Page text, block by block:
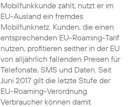
Mobilfunkkunde zahlt, nutzt er im
EU-Ausland ein fremdes
Mobilfunknetz. Kunden, die einen
entsprechenden EU-Roaming-Tarif
nutzen, profitieren seither in der EU
von alljährlich fallenden Preisen für
Telefonate, SMS und Daten. Seit
Juni 2017 gilt die letzte Stufe der
EU-Roaming-Verordnung.
Verbraucher können damit